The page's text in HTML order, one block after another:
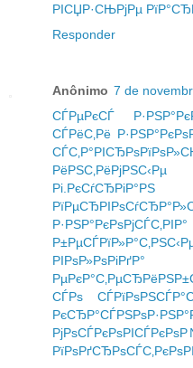
РІСЏР·СЊРјРµ
Responder
Anônimo 7 de
СЃРµРєСЃ
СЃРёС‚Рё
Рі.РєСѓСЂРіР°РЅ
РІРѕР»РѕРіРґР°
СЃРѕ